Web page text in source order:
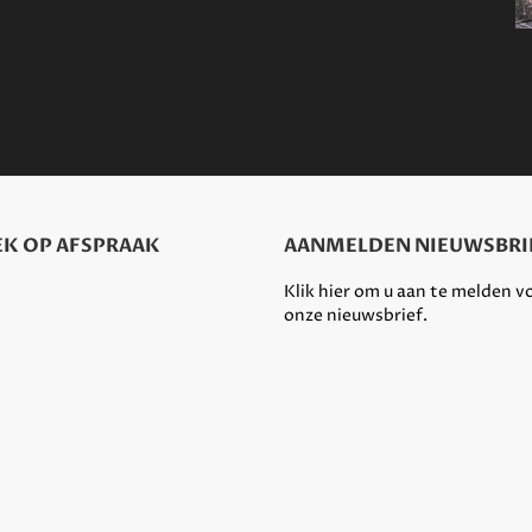
OP AFSPRAAK AANMELDEN
Klik hier om u aan te melden
onze nieuwsbrief.